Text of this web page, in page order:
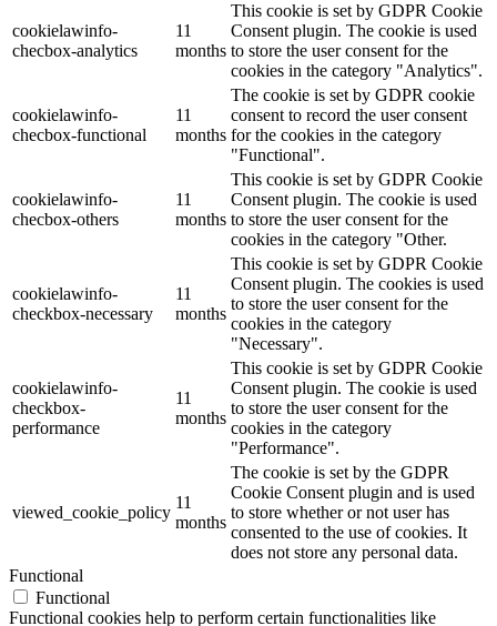
cookielawinfo-
checbox-analytics
11
months
This cookie is set by GDPR Cookie
Consent plugin. The cookie is used
to store the user consent for the
cookies in the category "Analytics".
cookielawinfo-
checbox-functional
11
months
The cookie is set by GDPR cookie
consent to record the user consent
for the cookies in the category
"Functional".
cookielawinfo-
checbox-others
11
months
This cookie is set by GDPR Cookie
Consent plugin. The cookie is used
to store the user consent for the
cookies in the category "Other.
cookielawinfo-
checkbox-necessary
11
months
This cookie is set by GDPR Cookie
Consent plugin. The cookies is used
to store the user consent for the
cookies in the category
"Necessary".
cookielawinfo-
checkbox-
performance
11
months
This cookie is set by GDPR Cookie
Consent plugin. The cookie is used
to store the user consent for the
cookies in the category
"Performance".
viewed_cookie_policy
11
months
The cookie is set by the GDPR
Cookie Consent plugin and is used
to store whether or not user has
consented to the use of cookies. It
does not store any personal data.
Functional
Functional
Functional cookies help to perform certain functionalities like